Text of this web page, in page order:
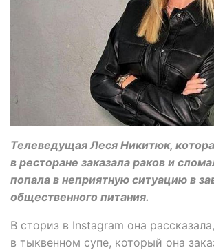
Телеведущая Леся Никитюк,
в ресторане заказала раков и
попала в неприятную ситуацию в
общественного питания.
В сториз в Instagram она
в тыквенном супе, который она